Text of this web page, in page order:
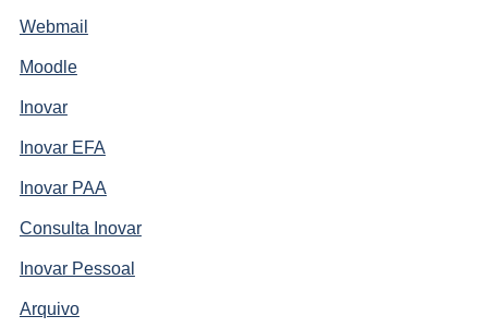
Webmail
Moodle
Inovar
Inovar EFA
Inovar PAA
Consulta Inovar
Inovar Pessoal
Arquivo